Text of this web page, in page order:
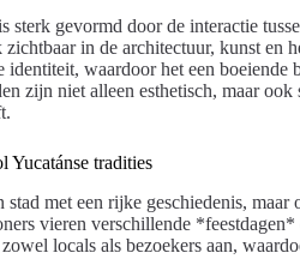
sterk gevormd door de interactie
in de architectuur, kunst en
waardoor het een boeiende
zijn niet alleen esthetisch, maar
Yucatánse tradities
stad met een rijke geschiedenis,
vieren verschillende
locals als bezoekers aan,